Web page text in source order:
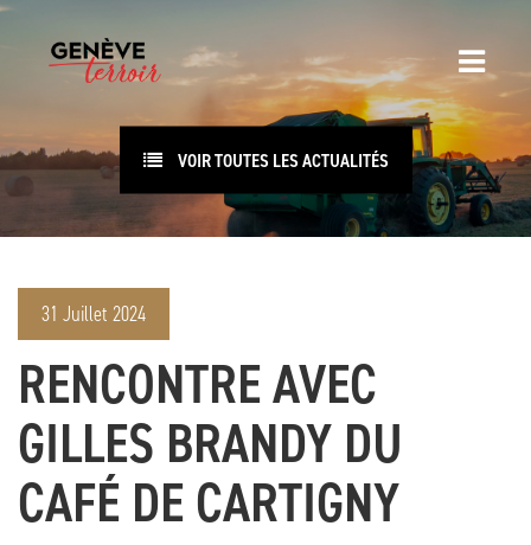
VOIR TOUTES LES ACTUALITÉS
31 Juillet 2024
RENCONTRE AVEC
GILLES BRANDY DU
CAFÉ DE CARTIGNY